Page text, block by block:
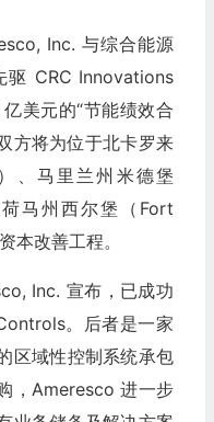
Inc. 与综合能源
驱 CRC Innovations
美元的“节能绩效合
方将为位于北卡罗来
、马里兰州米德堡
马州西尔堡（Fort
本改善工程。
Inc. 宣布，已成功
。后者是一家
区域性控制系统承包
，Ameresco 进一步